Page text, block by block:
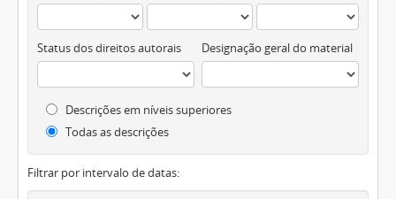
Status dos direitos autorais Designação geral do material
Descrições em níveis superiores
Todas as descrições
Filtrar por intervalo de datas: